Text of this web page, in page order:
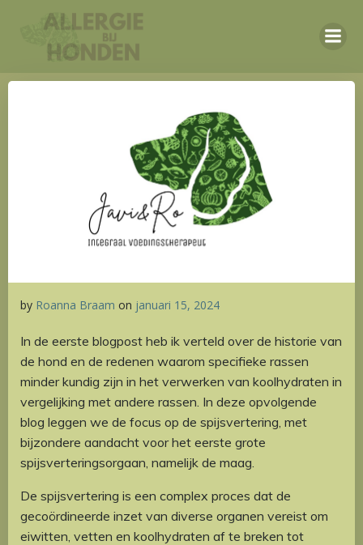
by Roanna Braam on januari 15, 2024
In de eerste blogpost heb ik verteld over de historie van
de hond en de redenen waarom specifieke rassen
minder kundig zijn in het verwerken van koolhydraten in
vergelijking met andere rassen. In deze opvolgende
blog leggen we de focus op de spijsvertering, met
bijzondere aandacht voor het eerste grote
spijsverteringsorgaan, namelijk de maag.
De spijsvertering is een complex proces dat de
gecoördineerde inzet van diverse organen vereist om
eiwitten, vetten en koolhydraten af te breken tot